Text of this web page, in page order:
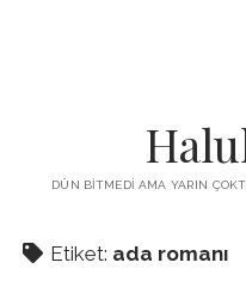
DÜN BITMEDI AMA YARIN
Etiket: ada romanı